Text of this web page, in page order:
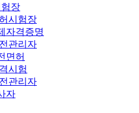
장
시험장
자격증명
관리자
면허
시험
관리자
자